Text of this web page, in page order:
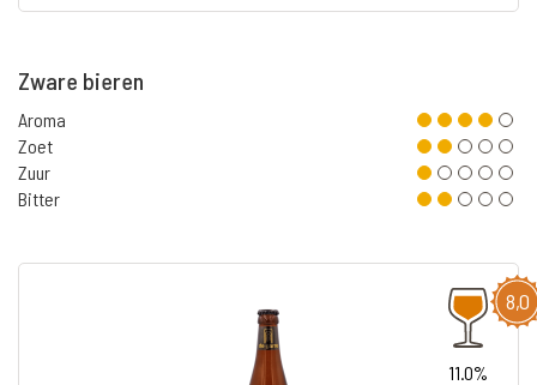
Zware bieren
Aroma
Zoet
Zuur
Bitter
8,0
11.0%